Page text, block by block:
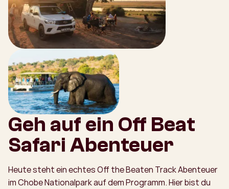
Geh auf ein Off Beat
Safari Abenteuer
Heute steht ein echtes Off the Beaten Track Abenteuer
im Chobe Nationalpark auf dem Programm. Hier bist du